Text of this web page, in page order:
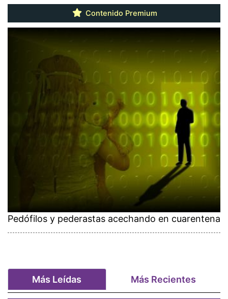
Contenido Premium
Pedófilos y pederastas acechando en cuarentena
Más Leídas Más Recientes